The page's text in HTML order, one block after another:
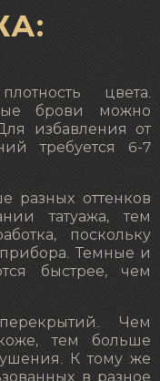
цвета.
брови можно
избавления от
требуется 6-7
разных оттенков
татуажа, тем
поскольку
Темные и
быстрее, чем
Чем
тем больше
К тому же
в разное